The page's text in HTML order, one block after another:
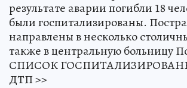
результате аварии погибли 18
были госпитализированы.
направлены в несколько
также в центральную больницу
СПИСОК
ДТП >>